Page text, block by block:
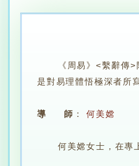
《周易》<繫辭傳
是對易理體悟極深者所
導 師 ： 何美嫦
何美嫦女士，在專上